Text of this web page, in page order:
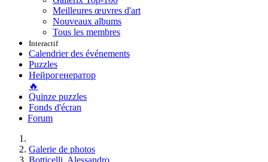
Meilleures œuvres d'art
Nouveaux albums
Tous les membres
Interactif
Calendrier des événements
Puzzles
Нейрогенератор
🔥
Quinze puzzles
Fonds d'écran
Forum
Galerie de photos
Botticelli, Alessandro